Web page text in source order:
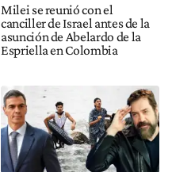
Milei se reunió con el
canciller de Israel antes de la
asunción de Abelardo de la
Espriella en Colombia